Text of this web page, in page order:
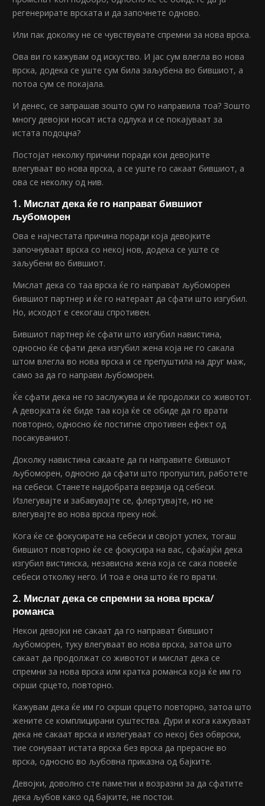
регенерирате врската и да започнете одново.
Или пак доколку не се чувствувате спремни за нова врска.
Ова ви го кажувам од искуство. И јас сум влегла во нова
врска, додека се уште сум била заљубена во бившиот, а
потоа сум се покајала.
И денес, се запрашав зошто сум го направила тоа? Зошто
многу девојки носат иста одлука и се покајуваат за
истата подоцна?
Постојат неколку причини поради кои девојките
влегуваат во нова врска, а се уште го сакаат бившиот, а
ова се неколку од нив.
1. Мислат дека ќе го направат бившиот
љубоморен
Ова е најчестата причина поради која девојките
започнуваат врска со некој нов, додека се уште се
заљубени во бившиот.
Мислат дека со таа врска ќе го направат љубоморен
бившиот партнер и ќе го натераат да сфати што изгубил.
Но, исходот е секогаш спротивен.
Бившиот партнер ќе сфати што изгубил навистина,
односно ќе сфати дека изгубил жена која не го сакала
штом влегла во нова врска и се препуштила на друг маж,
само за да го направи љубоморен.
Ќе сфати дека не го заслужува и ќе продолжи со животот.
А девојката ќе биде таа која ќе се обиде да го врати
повторно, односно ќе постигне спротивен ефект од
посакуваниот.
Доколку навистина сакаате да ги направите бившиот
љубоморен, односно да сфати што пропуштил, работете
на себеси. Станете најдобрата верзија од себеси.
Излегувајте и забавувајте се, флертувајте, но не
влегувајте во нова врска преку ноќ.
Кога ќе се фокусирате на себеси и својот успех, тогаш
бившиот повторно ќе се фокусира на вас, сфаќајќи дека
изгубил вистинска, независна жена која се сака повеќе
себеси отколку него. И тоа е она што ќе го врати.
2. Мислат дека се спремни за нова врска/
романса
Некои девојки не сакаат да го направат бившиот
љубоморен, туку влегуваат во нова врска, затоа што
сакаат да продолжат со животот и мислат дека се
спремни за нова врска или кратка романса која ќе им го
скрши срцето, повторно.
Кажувам дека ќе им го скрши срцето повторно, затоа што
жените се комплицирани суштества. Дури и кога кажуваат
дека не сакаат врска и излегуваат со некој без обврски,
тие сонуваат истата врска без врска да прерасне во
врска, односно во љубовна приказна од бајките.
Девојки, доволно сте паметни и возразни за да сфатите
дека љубов како од бајките, не постои.